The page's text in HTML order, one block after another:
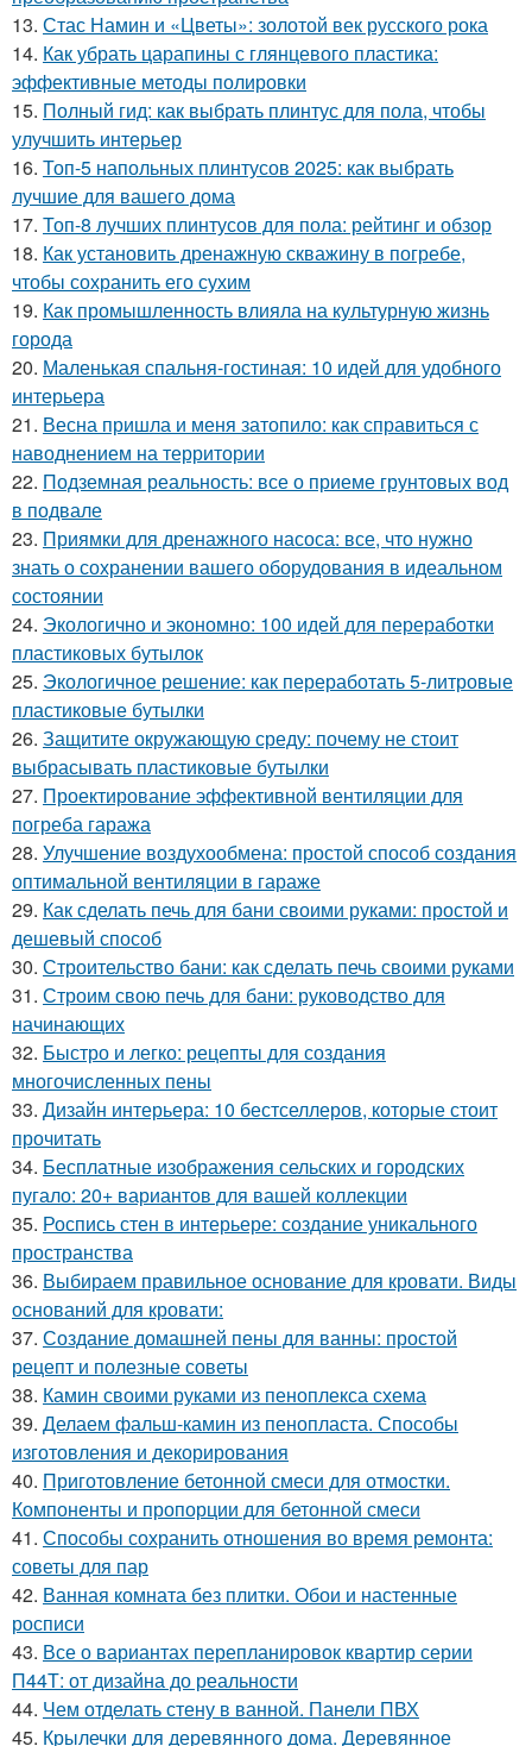
13. Стас Намин и «Цветы»: золотой век русского рока
14. Как убрать царапины с глянцевого пластика:
эффективные методы полировки
15. Полный гид: как выбрать плинтус для пола, чтобы
улучшить интерьер
16. Топ-5 напольных плинтусов 2025: как выбрать
лучшие для вашего дома
17. Топ-8 лучших плинтусов для пола: рейтинг и обзор
18. Как установить дренажную скважину в погребе,
чтобы сохранить его сухим
19. Как промышленность влияла на культурную жизнь
города
20. Маленькая спальня-гостиная: 10 идей для удобного
интерьера
21. Весна пришла и меня затопило: как справиться с
наводнением на территории
22. Подземная реальность: все о приеме грунтовых вод
в подвале
23. Приямки для дренажного насоса: все, что нужно
знать о сохранении вашего оборудования в идеальном
состоянии
24. Экологично и экономно: 100 идей для переработки
пластиковых бутылок
25. Экологичное решение: как переработать 5-литровые
пластиковые бутылки
26. Защитите окружающую среду: почему не стоит
выбрасывать пластиковые бутылки
27. Проектирование эффективной вентиляции для
погреба гаража
28. Улучшение воздухообмена: простой способ создания
оптимальной вентиляции в гараже
29. Как сделать печь для бани своими руками: простой и
дешевый способ
30. Строительство бани: как сделать печь своими руками
31. Строим свою печь для бани: руководство для
начинающих
32. Быстро и легко: рецепты для создания
многочисленных пены
33. Дизайн интерьера: 10 бестселлеров, которые стоит
прочитать
34. Бесплатные изображения сельских и городских
пугало: 20+ вариантов для вашей коллекции
35. Роспись стен в интерьере: создание уникального
пространства
36. Выбираем правильное основание для кровати. Виды
оснований для кровати:
37. Создание домашней пены для ванны: простой
рецепт и полезные советы
38. Камин своими руками из пеноплекса схема
39. Делаем фальш-камин из пенопласта. Способы
изготовления и декорирования
40. Приготовление бетонной смеси для отмостки.
Компоненты и пропорции для бетонной смеси
41. Способы сохранить отношения во время ремонта:
советы для пар
42. Ванная комната без плитки. Обои и настенные
росписи
43. Все о вариантах перепланировок квартир серии
П44Т: от дизайна до реальности
44. Чем отделать стену в ванной. Панели ПВХ
45. Крылечки для деревянного дома. Деревянное